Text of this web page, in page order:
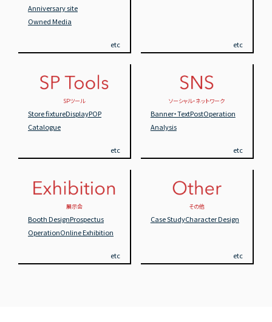
Anniversary site
Owned Media
etc etc
SPツール
Store fixtureDisplayPOP
Catalogue
etc
ソーシャル・ネットワーク
Banner・TextPostOperation
Analysis
etc
展示会
Booth DesignProspectus
OperationOnline Exhibition
etc
その他
Case StudyCharacter Design
etc